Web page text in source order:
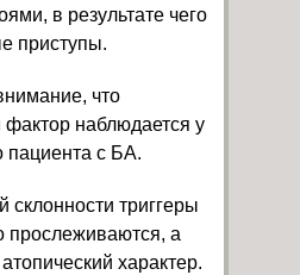
в результате чего
приступы.
что
наблюдается у
пациента с БА.
склонности триггеры
прослеживаются, а
характер.